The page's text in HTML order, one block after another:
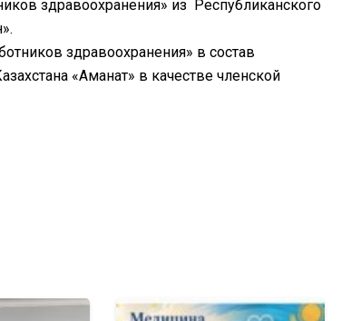
здравоохранения» из Республиканского
здравоохранения» в состав
«Аманат» в качестве членской